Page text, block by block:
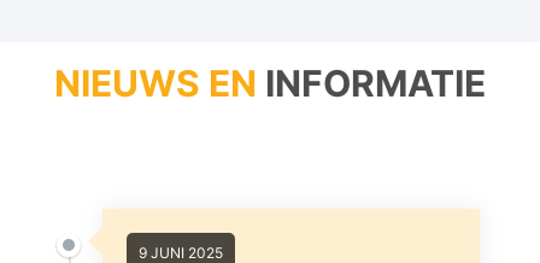
NIEUWS EN INFORMATIE
9 JUNI 2025